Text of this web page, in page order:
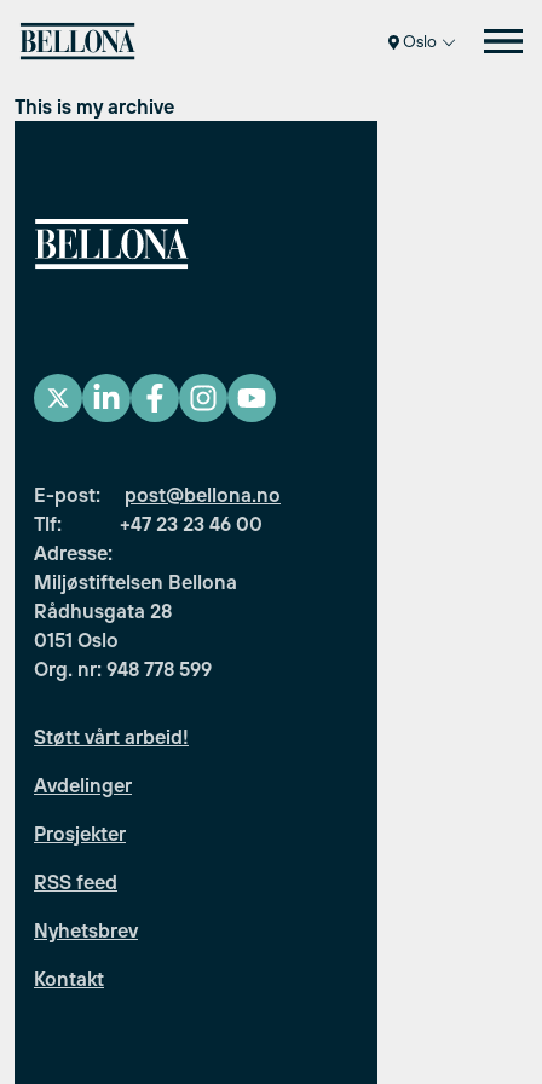
Hopp
til
Oslo
This is my archive
E-post: post@bellona.no
Tlf: +47 23 23 46 00
Adresse:
Miljøstiftelsen Bellona
Rådhusgata 28
0151 Oslo
Org. nr: 948 778 599
Støtt vårt arbeid!
Avdelinger
Prosjekter
RSS feed
Nyhetsbrev
Kontakt